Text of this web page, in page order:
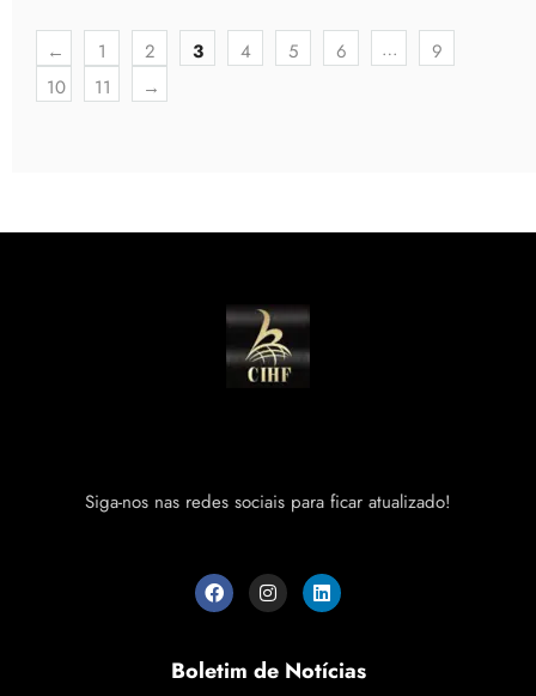
← 1 2 3 4 5 6 …
9
10
11 →
Siga-nos nas redes sociais para ficar atualizado!
Boletim de Notícias